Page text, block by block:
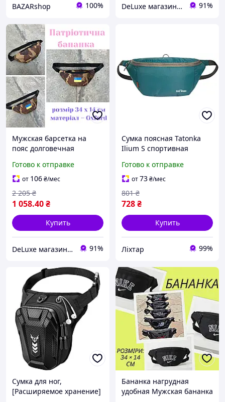
BAZARshop 100% DeLuxe магазин текстиля 91%
Мужская барсетка на
пояс долговечная
мужчин надежная
Крепкая поясная сумка
прочная
Готово к отправке
от 106₴/мес
1 058.40₴
2 205 ₴
Купить
DeLuxe магазин текстиля 91%
Сумка поясная Tatonka
Ilium S спортивная
ремнем Teal Green [2248-
liht]
Готово к отправке
от73₴/мес
728₴
801 ₴
Купить
Ліхтар 99%
Сумка для ног,
[Расширяемое хранение]
Бананка нагрудная
удобная Мужская бананка